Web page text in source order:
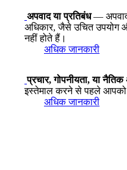
अपवाद या प्रतिबंध—
अधिकार, जैसे उचित उपयोग
नहीं होते हैं।
अधिक जानकारी
प्रचार, गोपनीयता, या
इस्तेमाल करने से पहले आपको
अधिक जानकारी